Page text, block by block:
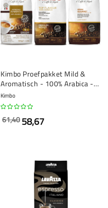
Kimbo Proefpakket Mild &
Aromatisch - 100% Arabica - 3
x 1 kilo
Kimbo
58,67
61,40